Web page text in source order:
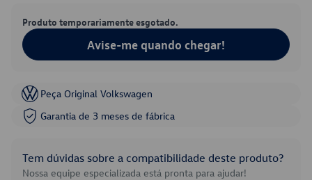
Produto temporariamente esgotado.
Avise-me quando chegar!
Peça Original Volkswagen
Garantia de 3 meses de fábrica
Tem dúvidas sobre a compatibilidade deste produto?
Nossa equipe especializada está pronta para ajudar!